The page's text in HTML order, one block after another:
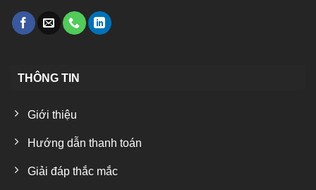
THÔNG TIN
Giới thiệu
Hướng dẫn thanh toán
Giải đáp thắc mắc